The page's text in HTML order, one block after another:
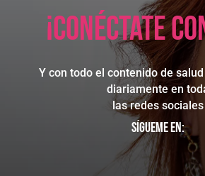
¡Conéctate
Y con todo el contenido de
diariamente en
las redes sociales
Sígueme en: